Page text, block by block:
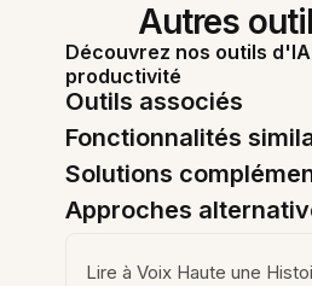
Autres
Découvrez nos outils
productivité
Outils associés
Fonctionnalités
Solutions
Approches
Lire à Voix Haute une